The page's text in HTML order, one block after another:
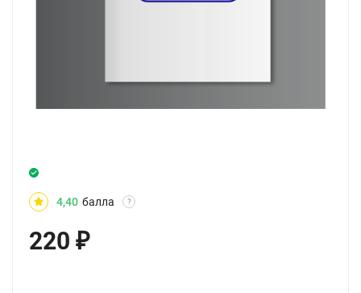
4,40 балла ?
220 ₽